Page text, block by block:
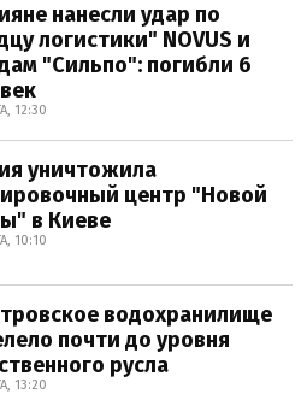
нанесли удар по
логистики" NOVUS и
"Сильпо": погибли 6
12:30
уничтожила
центр "Новой
в Киеве
10:10
водохранилище
почти до уровня
русла
13:20